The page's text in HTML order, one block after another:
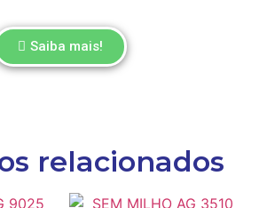
Saiba mais!
relacionados